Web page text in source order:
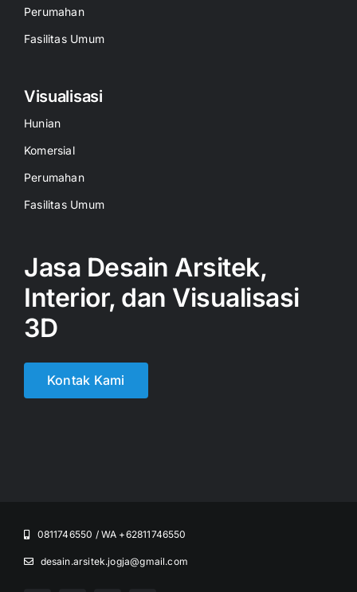
Perumahan
Fasilitas Umum
Visualisasi
Hunian
Komersial
Perumahan
Fasilitas Umum
Jasa Desain Arsitek,
Interior, dan Visualisasi
3D
Kontak Kami
0811746550 / WA +62811746550
desain.arsitek.jogja@gmail.com